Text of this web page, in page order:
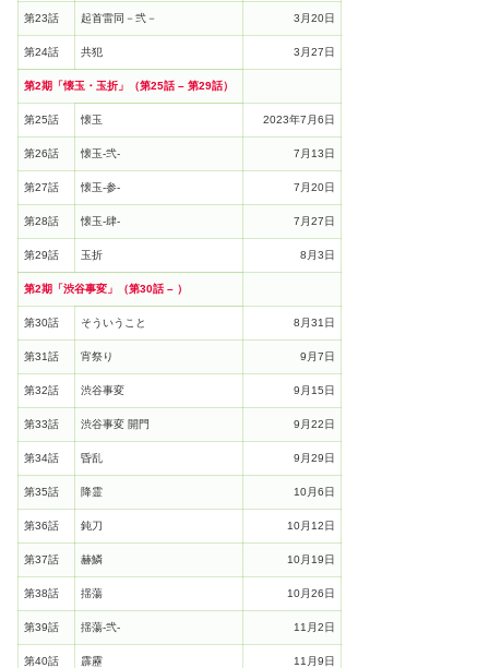
第23話 起首雷同－弐－ 3月20日
第24話 共犯 3月27日
第2期「懐玉・玉折」（第25話 – 第29話）
第25話 懐玉 2023年7月6日
第26話 懐玉-弐- 7月13日
第27話 懐玉-参- 7月20日
第28話 懐玉-肆- 7月27日
第29話 玉折 8月3日
第2期「渋谷事変」（第30話 – ）
第30話 そういうこと 8月31日
第31話 宵祭り 9月7日
第32話 渋谷事変 9月15日
第33話 渋谷事変 開門 9月22日
第34話 昏乱 9月29日
第35話 降霊 10月6日
第36話 鈍刀 10月12日
第37話 赫鱗 10月19日
第38話 揺蕩 10月26日
第39話 揺蕩-弐- 11月2日
第40話 霹靂 11月9日